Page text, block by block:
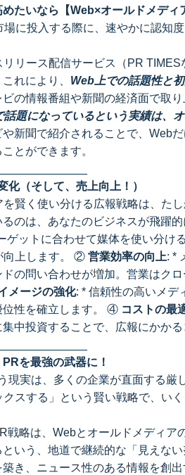
たいなら【Web×オールドメディ
に投入する際に、速やかに認知度
リース配信サービス（PR
れにより、 Web上での話題性と
の情報番組や新聞の経済面で取
話題になっているという実績は、
や新聞で紹介されることで、Web
とができます。
化（そして、売上向上！）
賢く使い分ける広報戦略は、た
のは、あなたのビジネスが飛躍的
ゲットに合わせて媒体を使い分け
向上します。 ② 営業効率の向上: *
の問い合わせが増加。営業はク
メージの強化: * 信頼性の高いメデ
位性を確立します。 ④ コストの最
中投資することで、広報にかかる
を最強の武器に！
現実は、多くの企業が直面する厳
クスする」という賢い戦略で、い
戦略は、Webとオールドメディア
いう、地道で継続的な「見えな
き、ニュース性のある情報を創